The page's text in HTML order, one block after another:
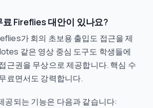
료 Fireflies 대안이 있나요?
가 회의 초보용 출입도 접근을 제
같은 영상 중심 도구도 학생들에
근권을 무상으로 제공합니다. 핵심 수
료면서도 강력합니다.
공되는 기능은 다음과 같습니다: